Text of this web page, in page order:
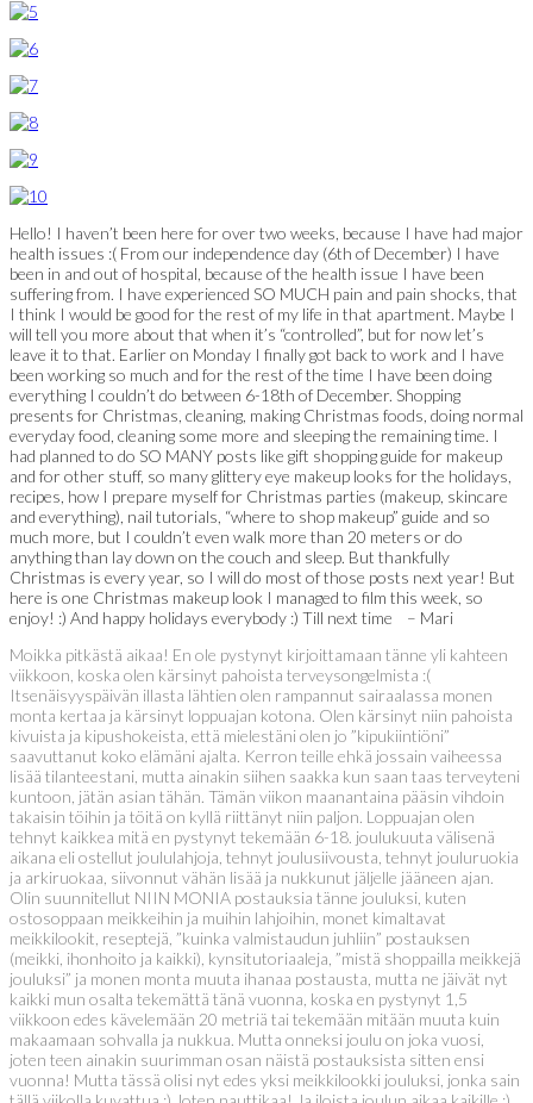
Hello! I haven’t been here for over two weeks, because I have had major
health issues :( From our independence day (6th of December) I have
been in and out of hospital, because of the health issue I have been
suffering from. I have experienced SO MUCH pain and pain shocks, that
I think I would be good for the rest of my life in that apartment. Maybe I
will tell you more about that when it’s “controlled”, but for now let’s
leave it to that. Earlier on Monday I finally got back to work and I have
been working so much and for the rest of the time I have been doing
everything I couldn’t do between 6-18th of December. Shopping
presents for Christmas, cleaning, making Christmas foods, doing normal
everyday food, cleaning some more and sleeping the remaining time. I
had planned to do SO MANY posts like gift shopping guide for makeup
and for other stuff, so many glittery eye makeup looks for the holidays,
recipes, how I prepare myself for Christmas parties (makeup, skincare
and everything), nail tutorials, “where to shop makeup” guide and so
much more, but I couldn’t even walk more than 20 meters or do
anything than lay down on the couch and sleep. But thankfully
Christmas is every year, so I will do most of those posts next year! But
here is one Christmas makeup look I managed to film this week, so
enjoy! :) And happy holidays everybody :) Till next time – Mari
Moikka pitkästä aikaa! En ole pystynyt kirjoittamaan tänne yli kahteen
viikkoon, koska olen kärsinyt pahoista terveysongelmista :(
Itsenäisyyspäivän illasta lähtien olen rampannut sairaalassa monen
monta kertaa ja kärsinyt loppuajan kotona. Olen kärsinyt niin pahoista
kivuista ja kipushokeista, että mielestäni olen jo ”kipukiintiöni”
saavuttanut koko elämäni ajalta. Kerron teille ehkä jossain vaiheessa
lisää tilanteestani, mutta ainakin siihen saakka kun saan taas terveyteni
kuntoon, jätän asian tähän. Tämän viikon maanantaina pääsin vihdoin
takaisin töihin ja töitä on kyllä riittänyt niin paljon. Loppuajan olen
tehnyt kaikkea mitä en pystynyt tekemään 6-18. joulukuuta välisenä
aikana eli ostellut joululahjoja, tehnyt joulusiivousta, tehnyt jouluruokia
ja arkiruokaa, siivonnut vähän lisää ja nukkunut jäljelle jääneen ajan.
Olin suunnitellut NIIN MONIA postauksia tänne jouluksi, kuten
ostosoppaan meikkeihin ja muihin lahjoihin, monet kimaltavat
meikkilookit, reseptejä, ”kuinka valmistaudun juhliin” postauksen
(meikki, ihonhoito ja kaikki), kynsitutoriaaleja, ”mistä shoppailla meikkejä
jouluksi” ja monen monta muuta ihanaa postausta, mutta ne jäivät nyt
kaikki mun osalta tekemättä tänä vuonna, koska en pystynyt 1,5
viikkoon edes kävelemään 20 metriä tai tekemään mitään muuta kuin
makaamaan sohvalla ja nukkua. Mutta onneksi joulu on joka vuosi,
joten teen ainakin suurimman osan näistä postauksista sitten ensi
vuonna! Mutta tässä olisi nyt edes yksi meikkilookki jouluksi, jonka sain